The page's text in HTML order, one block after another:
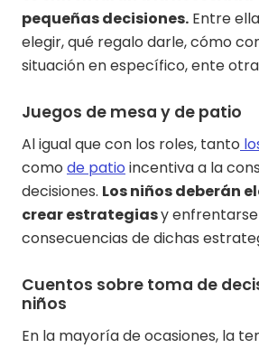
pequeñas decisiones. Entre
elegir, qué regalo darle, cómo
situación en específico, ente
Juegos de mesa y de patio
Al igual que con los roles, tanto
como de patio incentiva a la
decisiones. Los niños deberán
crear estrategiasy enfrentarse
consecuencias de dichas
Cuentos sobre toma de
niños
En la mayoría de ocasiones, la